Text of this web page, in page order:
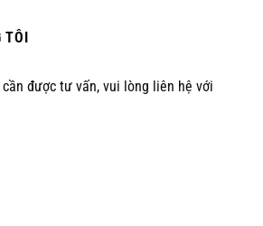
TÔI
cần được tư vấn, vui lòng liên hệ với